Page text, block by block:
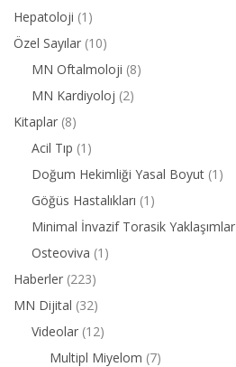
Hepatoloji (1)
Özel Sayılar (10)
MN Oftalmoloji (8)
MN Kardiyoloj (2)
Kitaplar (8)
Acil Tıp (1)
Doğum Hekimliği Yasal Boyut (1)
Göğüs Hastalıkları (1)
Minimal İnvazif Torasik Yaklaşımlar
Osteoviva (1)
Haberler (223)
MN Dijital (32)
Videolar (12)
Multipl Miyelom (7)